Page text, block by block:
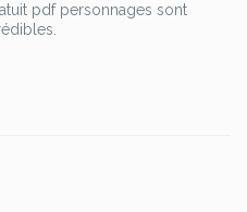
pdf personnages sont